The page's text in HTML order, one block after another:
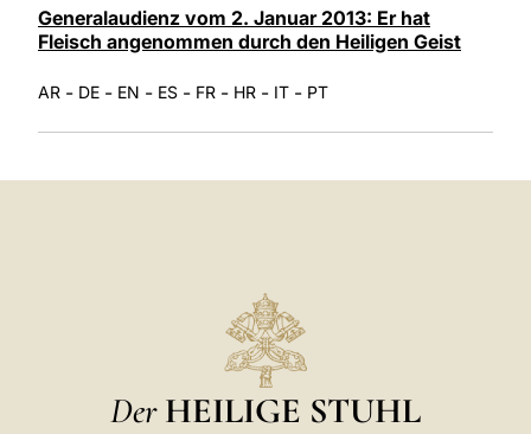
Generalaudienz vom 2. Januar 2013: Er hat
Fleisch angenommen durch den Heiligen Geist
AR - DE - EN - ES - FR - HR - IT - PT
Der HEILIGE STUHL